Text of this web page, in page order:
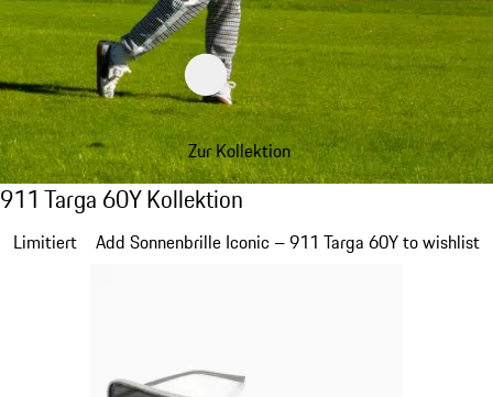
Zur Kollektion
911 Targa 60Y Kollektion
911 Targa 60Y Kollektion
Limitiert Add Sonnenbrille Iconic – 911 Targa 60Y to wishlist
Slide 1 von 20